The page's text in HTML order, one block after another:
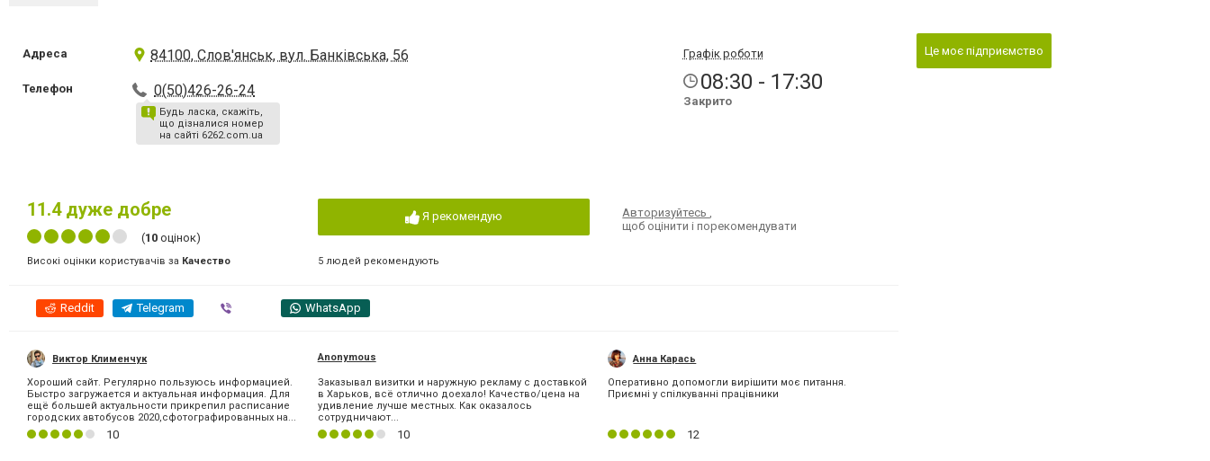
Адреса 84100, Слов'янськ, вул. Банківська, 56
Телефон 0(50)426-26-24
Будь ласка, скажіть,
що дізналися номер
на сайті 6262.com.ua
Графік роботи
08:30 - 17:30
Закрито
11.4дуже добре
(10 оцінок)
Високі оцінки користувачів за Качество
Я рекомендую
5 людей рекомендують
Авторизуйтесь,
щоб оцінити і порекомендувати
Reddit Telegram WhatsApp
Виктор Клименчук
Хороший сайт. Регулярно пользуюсь информацией.
Быстро загружается и актуальная информация. Для
ещё большей актуальности прикрепил расписание
городских автобусов 2020,сфотографированных на...
10
Anonymous
Заказывал визитки и наружную рекламу с доставкой
в Харьков, всё отлично доехало! Качество/цена на
удивление лучше местных. Как оказалось
сотрудничают...
10
Aнна Карась
Оперативно допомогли вирішити моє питання.
Приємні у спілкуванні працівники
12
Це моє підприємство